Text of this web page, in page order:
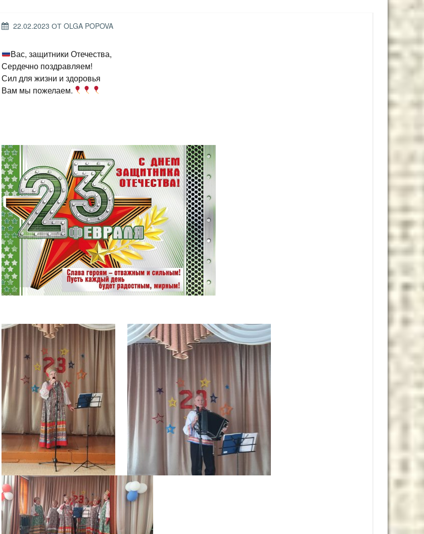
ОПУБЛИКОВАНО
22.02.2023 ОТ OLGA POPOVA
Вас, защитники Отечества,
Сердечно поздравляем!
Сил для жизни и здоровья
Вам мы пожелаем.